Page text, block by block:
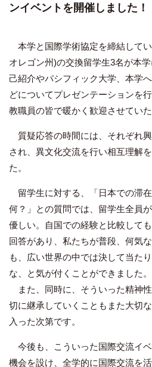
ンイベントを開催しました！
本学と国際学術協定を締結して
オレゴン州)の交換留学生3名が本
己紹介やパシフィック大学、本学
どについてプレゼンテーションを
教職員の皆で暖かく歓迎させていた
質疑応答の時間には、それぞれ
され、異文化交流を行い相互理解
た。
留学生に対する、「日本での滞
何？」との質問では、留学生全員
優しい。自国での経験と比較して
回答があり、私たちが普段、何気
も、広い世界の中では決して当た
な、と気が付くことができました。
また、同時に、そういった精神
切に継承していくこともまた大切
入った次第です。
今後も、こういった国際交流イ
機会を設け、全学的に国際交流を